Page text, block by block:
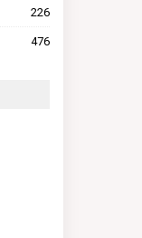
226
476